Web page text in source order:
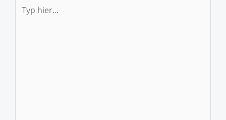
hier...